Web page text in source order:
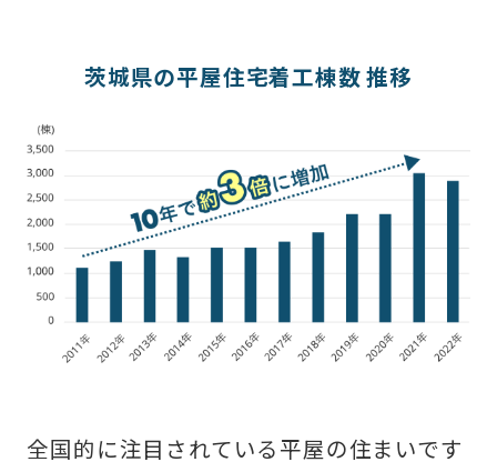
茨城県の平屋住宅着工棟数 推移
全国的に注目されている平屋の住まいです